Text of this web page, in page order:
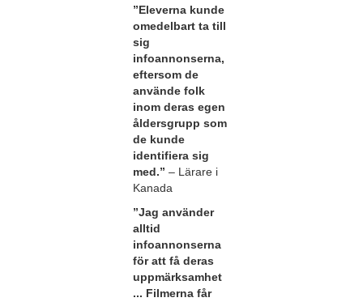
”Eleverna kunde
omedelbart ta till
sig
infoannonserna,
eftersom de
använde folk
inom deras egen
åldersgrupp som
de kunde
identifiera sig
med.” – Lärare i
Kanada
”Jag använder
alltid
infoannonserna
för att få deras
uppmärksamhet
... Filmerna får